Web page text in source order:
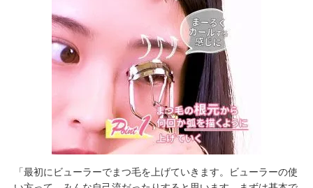
「最初にビューラーでまつ毛を上げていきます。ビューラーの使